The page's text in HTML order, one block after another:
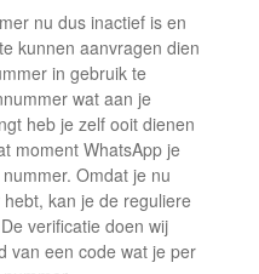
nu dus inactief is en
kunnen aanvragen dien
in gebruik te
wat aan je
heb je zelf ooit dienen
moment WhatsApp je
Omdat je nu
kan je de reguliere
verificatie doen wij
van een code wat je per